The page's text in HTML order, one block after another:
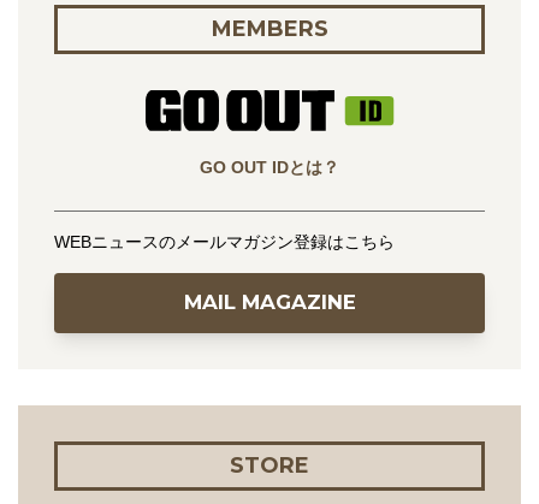
MEMBERS
GO OUT IDとは？
WEBニュースのメールマガジン登録はこちら
MAIL MAGAZINE
STORE